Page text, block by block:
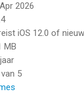
app voor
vanaf
4 jaar
vergeleken op 8
2026
iOS 12.0 of
MB
van 5